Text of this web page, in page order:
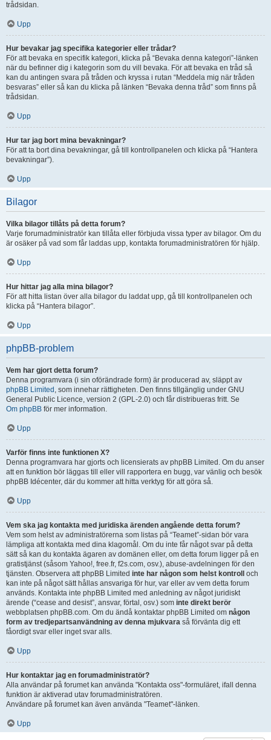
trådsidan.
Upp
Hur bevakar jag specifika kategorier eller trådar?
För att bevaka en specifik kategori, klicka på “Bevaka denna kategori”-länken
när du befinner dig i kategorin som du vill bevaka. För att bevaka en tråd så
kan du antingen svara på tråden och kryssa i rutan “Meddela mig när tråden
besvaras” eller så kan du klicka på länken “Bevaka denna tråd” som finns på
trådsidan.
Upp
Hur tar jag bort mina bevakningar?
För att ta bort dina bevakningar, gå till kontrollpanelen och klicka på “Hantera
bevakningar”).
Upp
Bilagor
Vilka bilagor tillåts på detta forum?
Varje forumadministratör kan tillåta eller förbjuda vissa typer av bilagor. Om du
är osäker på vad som får laddas upp, kontakta forumadministratören för hjälp.
Upp
Hur hittar jag alla mina bilagor?
För att hitta listan över alla bilagor du laddat upp, gå till kontrollpanelen och
klicka på “Hantera bilagor”.
Upp
phpBB-problem
Vem har gjort detta forum?
Denna programvara (i sin oförändrade form) är producerad av, släppt av
phpBB Limited , som innehar rättigheten. Den finns tillgänglig under GNU
General Public Licence, version 2 (GPL-2.0) och får distribueras fritt. Se
Om phpBB för mer information.
Upp
Varför finns inte funktionen X?
Denna programvara har gjorts och licensierats av phpBB Limited. Om du anser
att en funktion bör läggas till eller vill rapportera en bugg, var vänlig och besök
phpBB Idécenter, där du kommer att hitta verktyg för att göra så.
Upp
Vem ska jag kontakta med juridiska ärenden angående detta forum?
Vem som helst av administratörerna som listas på “Teamet”-sidan bör vara
lämpliga att kontakta med dina klagomål. Om du inte får något svar på detta
sätt så kan du kontakta ägaren av domänen eller, om detta forum ligger på en
gratistjänst (såsom Yahoo!, free.fr, f2s.com, osv.), abuse-avdelningen för den
tjänsten. Observera att phpBB Limited inte har någon som helst kontroll
och
kan inte på något sätt hållas ansvariga för hur, var eller av vem detta forum
används. Kontakta inte phpBB Limited med anledning av något juridiskt
ärende (“cease and desist”, ansvar, förtal, osv.) som inte direkt berör
webbplatsen phpBB.com. Om du ändå kontaktar phpBB Limited om någon
form av tredjepartsanvändning av denna mjukvara så förvänta dig ett
fåordigt svar eller inget svar alls.
Upp
Hur kontaktar jag en forumadministratör?
Alla användar på forumet kan använda "Kontakta oss"-formuläret, ifall denna
funktion är aktiverad utav forumadministratören.
Användare på forumet kan även använda "Teamet"-länken.
Upp